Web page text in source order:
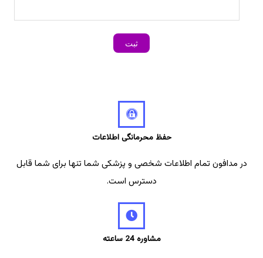
حفظ محرمانگی اطلاعات
در مدافون تمام اطلاعات شخصی و پزشکی شما تنها برای شما قابل
دسترس است.
مشاوره 24 ساعته